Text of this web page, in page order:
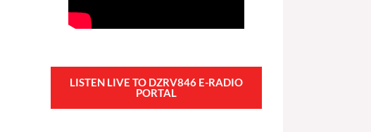
LISTEN LIVE TO DZRV846 E-RADIO
PORTAL